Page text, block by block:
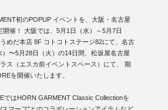
初のPOPUP イベントを、大阪・名古屋
開催！ 大阪では、5月1日（水）～5月7日
めだ本店 8F コトコトステージ82にて、名古
）〜5月28日（火）の14日間、松坂屋名古屋
ス（エスカ前イベントスペース）にて、 期
を開催いたします。
ではHORN GARMENT Classic Collectionを